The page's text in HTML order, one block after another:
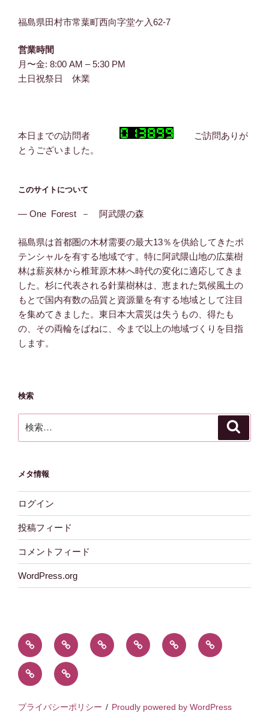
福島県田村市常葉町西向字堂ケ入62-7
営業時間
月〜金: 8:00 AM – 5:30 PM
土日祝祭日 休業
本日までの訪問者
ご訪問ありが
とうございました。
このサイトについて
― One Forest － 阿武隈の森
福島県は首都圏の木材需要の最大13％を供給してきたポ
テンシャルを有する地域です。特に阿武隈山地の広葉樹
林は薪炭林から椎茸原木林へ時代の変化に適応してきま
した。杉に代表される針葉樹林は、恵まれた気候風土の
もとで国内有数の品質と資源量を有する地域として注目
を集めてきました。東日本大震災は失うもの、得たも
の、その両輪をばねに、今まで以上の地域づくりを目指
します。
検索
索:
メタ情報
ログイン
投稿フィード
コメントフィード
WordPress.org
新
着
情
報
～
あ
ぶ
く
ま
組
合
特
殊
事
木
材
う
採
用
お
問
外
部
プライバシーポリシー Proudly powered by WordPress